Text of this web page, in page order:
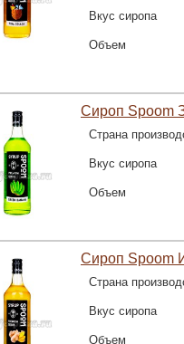
Вкус сиропа
Объем
Сироп Spoom
Страна
Вкус сиропа
Объем
Сироп Spoom
Страна
Вкус сиропа
Объем